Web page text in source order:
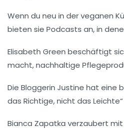
Wenn du neu in derveganen
bieten sie Podcasts an, in
Elisabeth Green beschäftigt
macht, nachhaltige
Die Bloggerin Justine hat eine
das Richtige, nicht das
Bianca Zapatka verzaubert mit